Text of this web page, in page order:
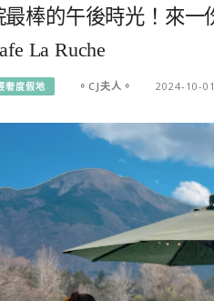
最棒的午後時光！來
La Ruche
奢度假地 。CJ夫人。 2024-10-01